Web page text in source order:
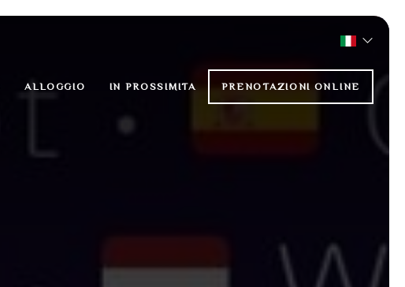
ALLOGGIO IN PROSSIMITA PRENOTAZIONI ONLINE